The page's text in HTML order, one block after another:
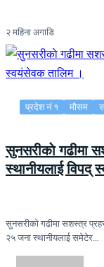
२ महिना अगाडि
प्रदेश नं १ मौसम
सुनसरीकाे गढीमा
स्थानीयलाई विपद्
सुनसरीकाे गढीमा सशस्त्र
२५ जना स्थानीयलाई समेटेर…